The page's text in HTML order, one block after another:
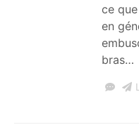
ce
en
bras…